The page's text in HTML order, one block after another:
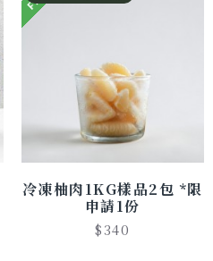
冷凍柚肉1KG樣品2包 *限
申請1份
$340